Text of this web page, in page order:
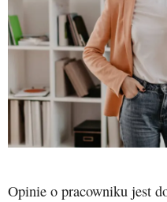
Opinie o pracowniku jest